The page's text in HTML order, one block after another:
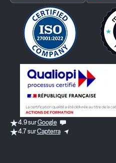
4.9 surGoogle
4.7 surCapterra